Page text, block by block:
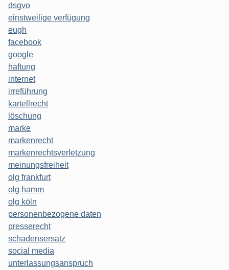
dsgvo
einstweilige verfügung
eugh
facebook
google
haftung
internet
irreführung
kartellrecht
löschung
marke
markenrecht
markenrechtsverletzung
meinungsfreiheit
olg frankfurt
olg hamm
olg köln
personenbezogene daten
presserecht
schadensersatz
social media
unterlassungsanspruch